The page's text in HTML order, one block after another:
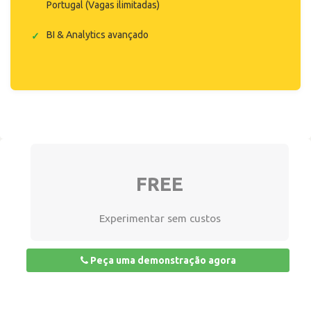
Portugal (Vagas ilimitadas)
BI & Analytics avançado
FREE
Experimentar sem custos
Peça uma demonstração agora